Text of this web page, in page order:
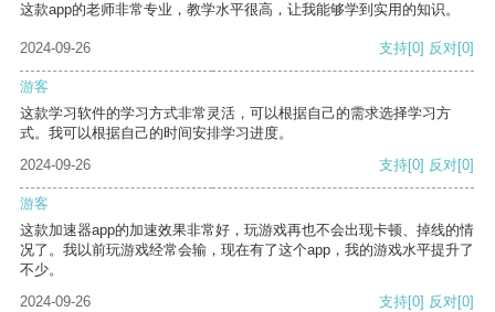
这款app的老师非常专业，教学水平很高，让我能够学到实用的知识。
2024-09-26 支持[0] 反对[0]
游客
这款学习软件的学习方式非常灵活，可以根据自己的需求选择学习方
式。我可以根据自己的时间安排学习进度。
2024-09-26
支持[0] 反对[0]
游客
这款加速器app的加速效果非常好，玩游戏再也不会出现卡顿、掉线的情
况了。我以前玩游戏经常会输，现在有了这个app，我的游戏水平提升了
不少。
2024-09-26
支持[0] 反对[0]